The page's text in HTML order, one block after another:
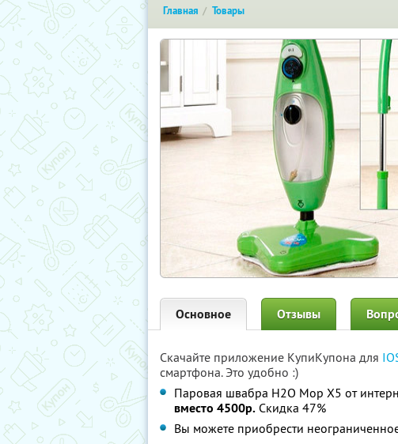
Главная Товары
Основное Отзывы
Скачайте приложение КупиКупона для
смартфона. Это удобно :)
Паровая швабра H2O Mop X5 от
вместо 4500р. Скидка 47%
Вы можете приобрести